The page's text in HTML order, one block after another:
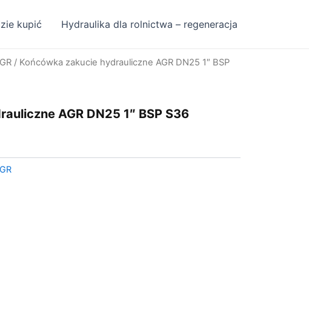
kupić Hydraulika dla rolnictwa – regeneracja
/ Końcówka zakucie hydrauliczne AGR DN25 1″ BSP
AGR DN25 1″ BSP S36